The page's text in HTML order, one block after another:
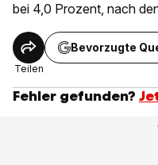
bei 4,0 Prozent, nach
Teilen
Bevorzugte
Fehler gefunden?